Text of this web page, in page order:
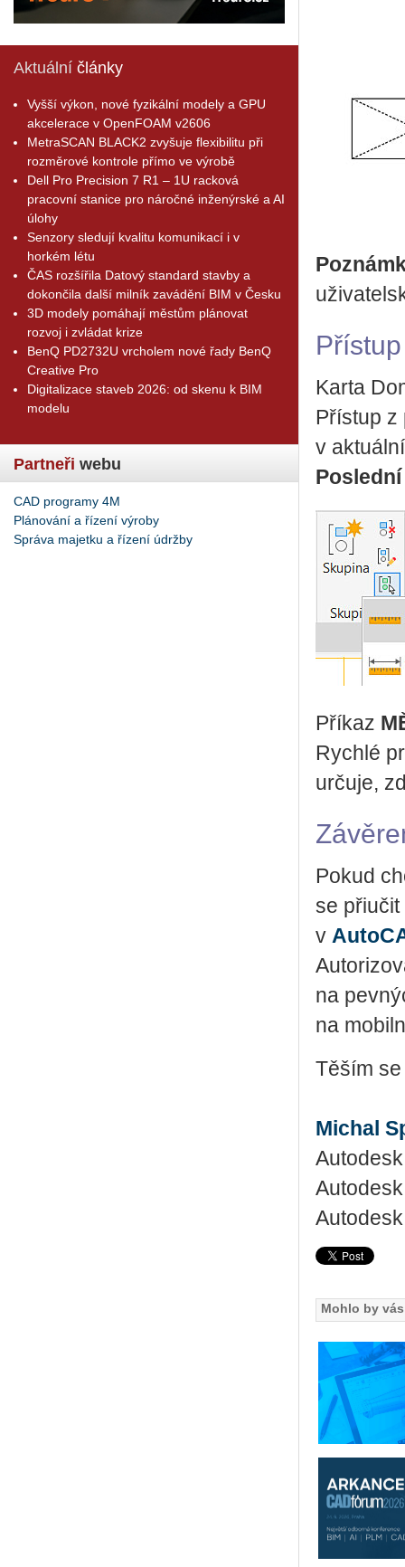
Aktuální články
Vyšší výkon, nové fyzikální modely a GPU
akcelerace v OpenFOAM v2606
MetraSCAN BLACK2 zvyšuje flexibilitu při
rozměrové kontrole přímo ve výrobě
Dell Pro Precision 7 R1 – 1U racková
pracovní stanice pro náročné inženýrské a AI
úlohy
Senzory sledují kvalitu komunikací i v
horkém létu
ČAS rozšířila Datový standard stavby a
dokončila další milník zavádění BIM v Česku
3D modely pomáhají městům plánovat
rozvoj i zvládat krize
BenQ PD2732U vrcholem nové řady BenQ
Creative Pro
Digitalizace staveb 2026: od skenu k BIM
modelu
Partneři webu
CAD programy 4M
Plánování a řízení výroby
Správa majetku a řízení údržby
Karta
Přístup z
v
Příkaz
Rychlé
určuje,
Pokud
se
v
na
na
Těším
Michal
Mohlo by